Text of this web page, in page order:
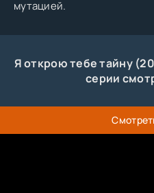
мутацией.
Я открою тебе тайну
серии